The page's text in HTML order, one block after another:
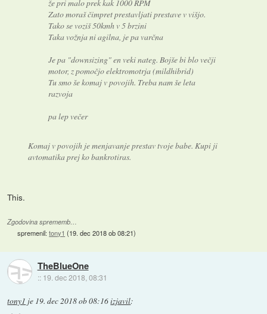
že pri malo prek kak 1000 RPM
Zato moraš čimpret prestavljati prestave v višjo.
Tako se voziš 50kmh v 5 brzini
Taka vožnja ni agilna, je pa varčna
Je pa "downsizing" en veki nateg. Bojše bi blo večji
motor, z pomočjo elektromotrja (mildhibrid)
Tu smo še komaj v povojih. Treba nam še leta
razvoja
pa lep večer
Komaj v povojih je menjavanje prestav tvoje babe. Kupi ji
avtomatika prej ko bankrotiras.
This.
Zgodovina sprememb…
spremenil:tony1 (19. dec 2018 ob 08:21)
TheBlueOne
:: 19. dec 2018, 08:31
tony1 je 19. dec 2018 ob 08:16izjavil: